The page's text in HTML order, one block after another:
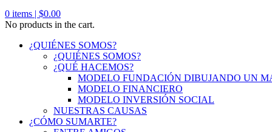
0 items | $0.00
No products in the cart.
¿QUIÉNES SOMOS?
¿QUIÉNES SOMOS?
¿QUÉ HACEMOS?
MODELO FUNDACIÓN DIBUJANDO UN
MODELO FINANCIERO
MODELO INVERSIÓN SOCIAL
NUESTRAS CAUSAS
¿CÓMO SUMARTE?